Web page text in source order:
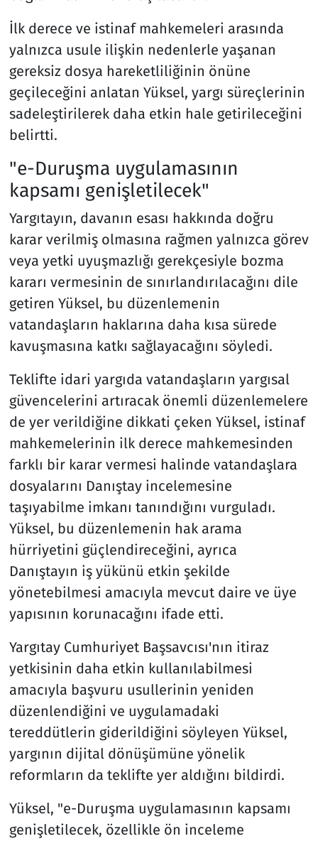
İlk derece ve istinaf mahkemeleri arasında
yalnızca usule ilişkin nedenlerle yaşanan
gereksiz dosya hareketliliğinin önüne
geçileceğini anlatan Yüksel, yargı süreçlerinin
sadeleştirilerek daha etkin hale getirileceğini
belirtti.
"e-Duruşma uygulamasının
kapsamı genişletilecek"
Yargıtayın, davanın esası hakkında doğru
karar verilmiş olmasına rağmen yalnızca görev
veya yetki uyuşmazlığı gerekçesiyle bozma
kararı vermesinin de sınırlandırılacağını dile
getiren Yüksel, bu düzenlemenin
vatandaşların haklarına daha kısa sürede
kavuşmasına katkı sağlayacağını söyledi.
Teklifte idari yargıda vatandaşların yargısal
güvencelerini artıracak önemli düzenlemelere
de yer verildiğine dikkati çeken Yüksel, istinaf
mahkemelerinin ilk derece mahkemesinden
farklı bir karar vermesi halinde vatandaşlara
dosyalarını Danıştay incelemesine
taşıyabilme imkanı tanındığını vurguladı.
Yüksel, bu düzenlemenin hak arama
hürriyetini güçlendireceğini, ayrıca
Danıştayın iş yükünü etkin şekilde
yönetebilmesi amacıyla mevcut daire ve üye
yapısının korunacağını ifade etti.
Yargıtay Cumhuriyet Başsavcısı'nın itiraz
yetkisinin daha etkin kullanılabilmesi
amacıyla başvuru usullerinin yeniden
düzenlendiğini ve uygulamadaki
tereddütlerin giderildiğini söyleyen Yüksel,
yargının dijital dönüşümüne yönelik
reformların da teklifte yer aldığını bildirdi.
Yüksel, "e-Duruşma uygulamasının kapsamı
genişletilecek, özellikle ön inceleme